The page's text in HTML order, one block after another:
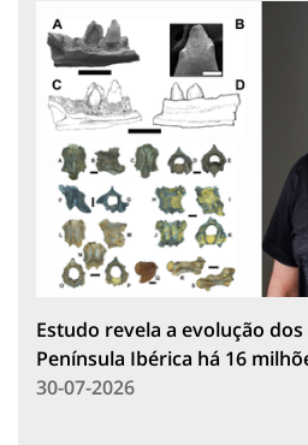
Estudo revela a evolução
Península Ibérica há 16
30-07-2026